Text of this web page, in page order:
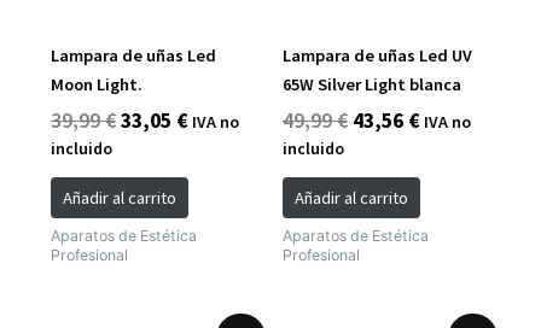
Lampara de uñas Led
Moon Light.
39,99€33,05 € IVA no
incluido
Añadir al carrito
Aparatos de Estética
Profesional
Lampara de uñas Led UV
65W Silver Light blanca
49,99€ 43,56 € IVA no
incluido
Añadir al carrito
Aparatos de Estética
Profesional